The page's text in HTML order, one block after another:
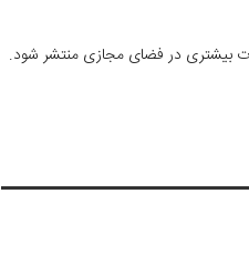
بیشتری در فضای مجازی منتشر شود.